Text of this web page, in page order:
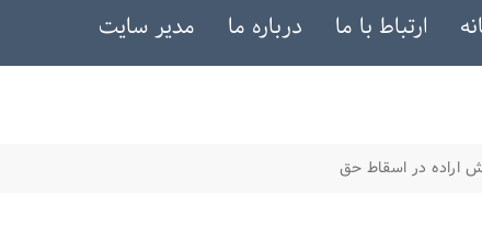
ارتباط با ما درباره ما مدیر سایت
اراده در اسقاط حق